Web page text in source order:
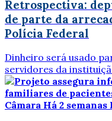
Retrospectiva:
de parte da
Polícia Federal
Dinheiro será usado
servidores da
Câmara Há 2 semanas